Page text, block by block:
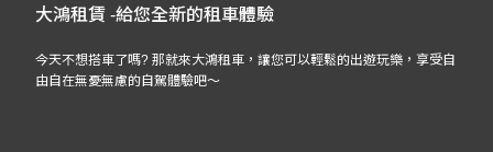
大鴻租賃 -給您全新的租車體驗
今天不想搭車了嗎? 那就來大鴻租車，讓您可以輕鬆的出遊玩樂，享受自
由自在無憂無慮的自駕體驗吧～